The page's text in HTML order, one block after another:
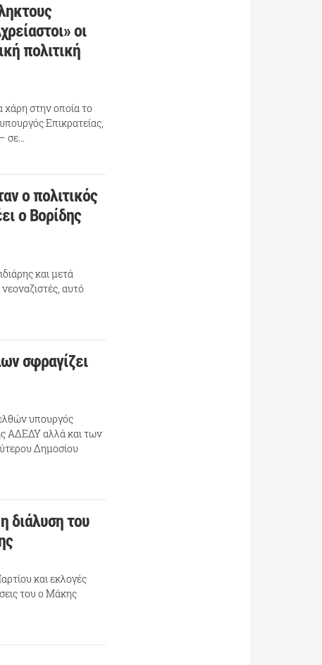
οι
πολιτική
χάρη στην οποία το
Επικρατείας,
σε…
ο πολιτικός
ο Βορίδης
και μετά
αυτό
σφραγίζει
υπουργός
ΑΔΕΔΥ αλλά και των
Δημοσίου
διάλυση του
και εκλογές
του ο Μάκης